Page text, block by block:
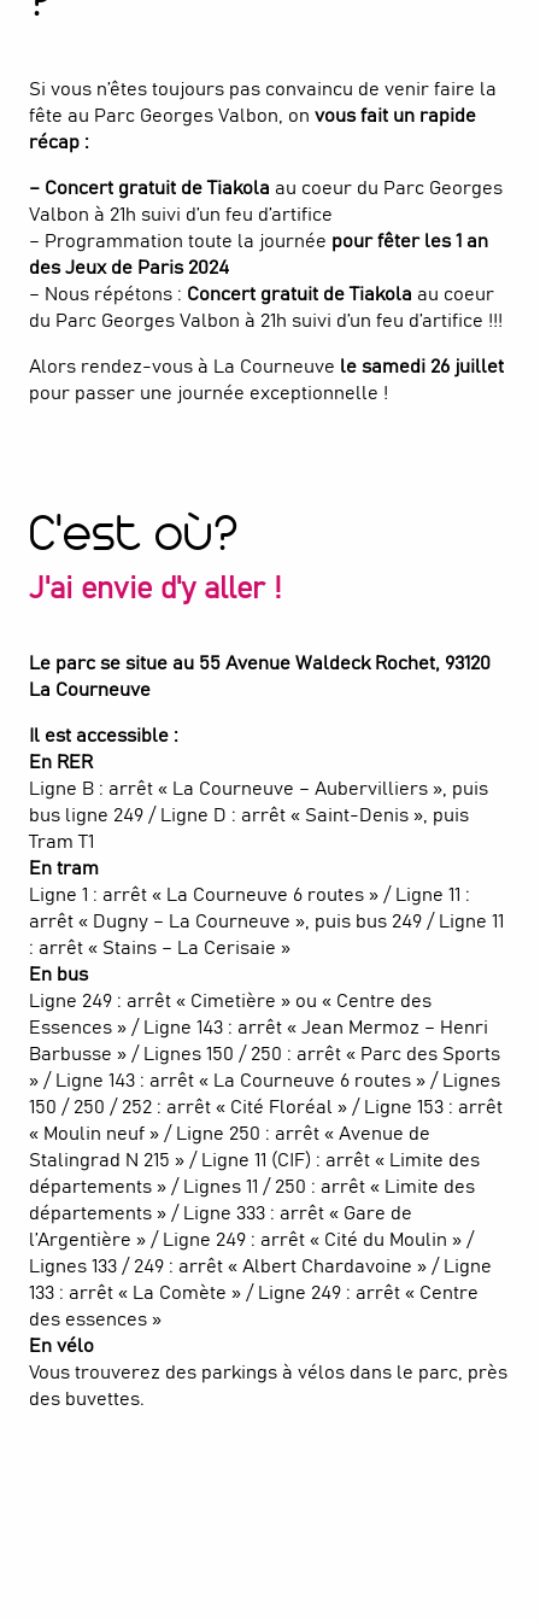
Si vous n’êtes toujours pas convaincu de venir faire la
fête au Parc Georges Valbon, on vous fait un rapide
récap :
– Concert gratuit de Tiakola au coeur du Parc Georges
Valbon à 21h suivi d’un feu d’artifice
– Programmation toute la journée pour fêter les 1 an
des Jeux de Paris 2024
– Nous répétons : Concert gratuit de Tiakola au coeur
du Parc Georges Valbon à 21h suivi d’un feu d’artifice !!!
Alors rendez-vous à La Courneuve le samedi 26 juillet
pour passer une journée exceptionnelle !
C'est où?
J'ai envie d'y aller !
Le parc se situe au 55 Avenue Waldeck Rochet, 93120
La Courneuve
Il est accessible :
En RER
Ligne B : arrêt « La Courneuve – Aubervilliers », puis
bus ligne 249 / Ligne D : arrêt « Saint-Denis », puis
Tram T1
En tram
Ligne 1 : arrêt « La Courneuve 6 routes » / Ligne 11 :
arrêt « Dugny – La Courneuve », puis bus 249 / Ligne 11
: arrêt « Stains – La Cerisaie »
En bus
Ligne 249 : arrêt « Cimetière » ou « Centre des
Essences » / Ligne 143 : arrêt « Jean Mermoz – Henri
Barbusse » / Lignes 150 / 250 : arrêt « Parc des Sports
» / Ligne 143 : arrêt « La Courneuve 6 routes » / Lignes
150 / 250 / 252 : arrêt « Cité Floréal » / Ligne 153 : arrêt
« Moulin neuf » / Ligne 250 : arrêt « Avenue de
Stalingrad N 215 » / Ligne 11 (CIF) : arrêt « Limite des
départements » / Lignes 11 / 250 : arrêt « Limite des
départements » / Ligne 333 : arrêt « Gare de
l’Argentière » / Ligne 249 : arrêt « Cité du Moulin » /
Lignes 133 / 249 : arrêt « Albert Chardavoine » / Ligne
133 : arrêt « La Comète » / Ligne 249 : arrêt « Centre
des essences »
En vélo
Vous trouverez des parkings à vélos dans le parc, près
des buvettes.